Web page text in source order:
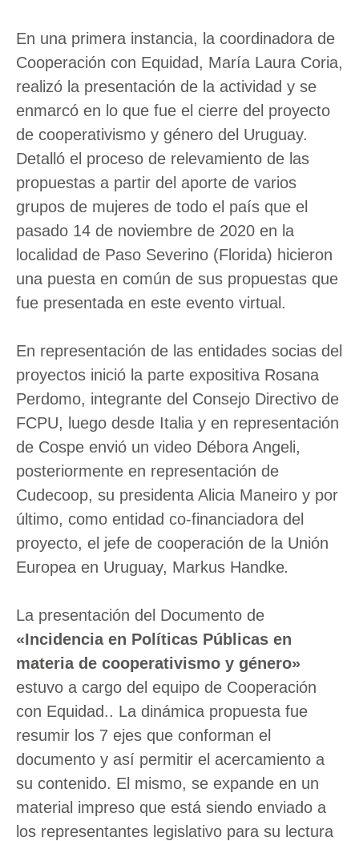
En una primera instancia, la coordinadora de
Cooperación con Equidad, María Laura Coria,
realizó la presentación de la actividad y se
enmarcó en lo que fue el cierre del proyecto
de cooperativismo y género del Uruguay.
Detalló el proceso de relevamiento de las
propuestas a partir del aporte de varios
grupos de mujeres de todo el país que el
pasado 14 de noviembre de 2020 en la
localidad de Paso Severino (Florida) hicieron
una puesta en común de sus propuestas que
fue presentada en este evento virtual.
En representación de las entidades socias del
proyectos inició la parte expositiva Rosana
Perdomo, integrante del Consejo Directivo de
FCPU, luego desde Italia y en representación
de Cospe envió un video Débora Angeli,
posteriormente en representación de
Cudecoop, su presidenta Alicia Maneiro y por
último, como entidad co-financiadora del
proyecto, el jefe de cooperación de la Unión
Europea en Uruguay, Markus Handke.
La presentación del Documento de
«Incidencia en Políticas Públicas en
materia de cooperativismo y género»
estuvo a cargo del equipo de Cooperación
con Equidad.. La dinámica propuesta fue
resumir los 7 ejes que conforman el
documento y así permitir el acercamiento a
su contenido. El mismo, se expande en un
material impreso que está siendo enviado a
los representantes legislativo para su lectura